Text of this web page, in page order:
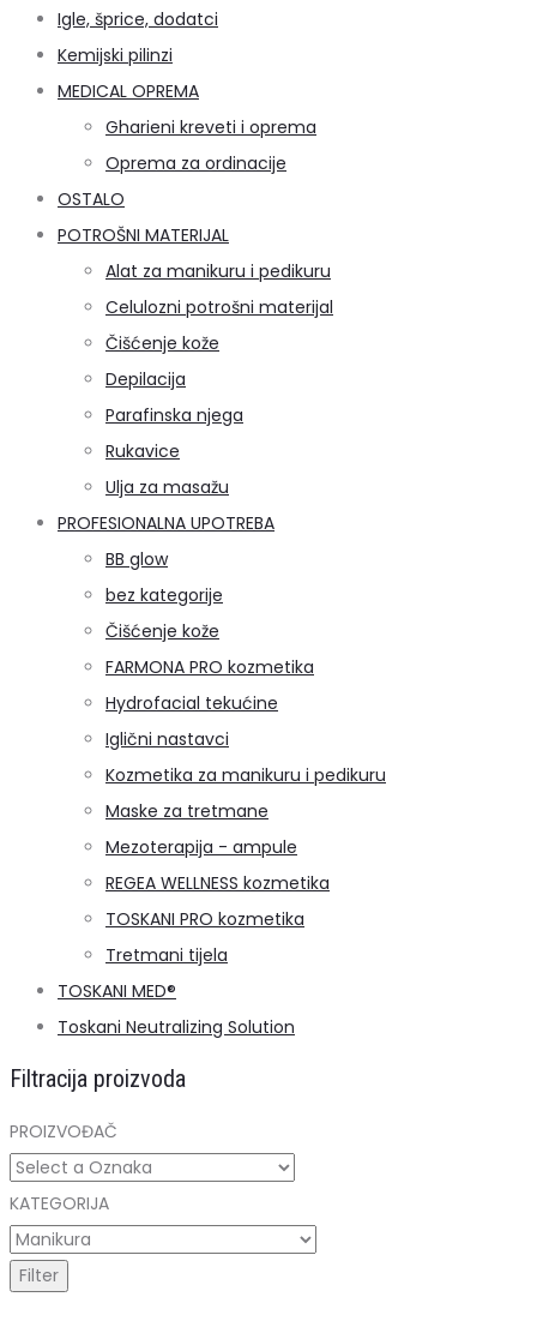
Igle, šprice, dodatci
Kemijski pilinzi
MEDICAL OPREMA
Gharieni kreveti i oprema
Oprema za ordinacije
OSTALO
POTROŠNI MATERIJAL
Alat za manikuru i pedikuru
Celulozni potrošni materijal
Čišćenje kože
Depilacija
Parafinska njega
Rukavice
Ulja za masažu
PROFESIONALNA UPOTREBA
BB glow
bez kategorije
Čišćenje kože
FARMONA PRO kozmetika
Hydrofacial tekućine
Iglični nastavci
Kozmetika za manikuru i pedikuru
Maske za tretmane
Mezoterapija - ampule
REGEA WELLNESS kozmetika
TOSKANI PRO kozmetika
Tretmani tijela
TOSKANI MED®️
Toskani Neutralizing Solution
Filtracija proizvoda
PROIZVOĐAČ
KATEGORIJA